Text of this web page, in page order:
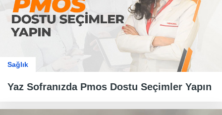
Sağlık
Yaz Sofranızda Pmos Dostu Seçimler Yapın